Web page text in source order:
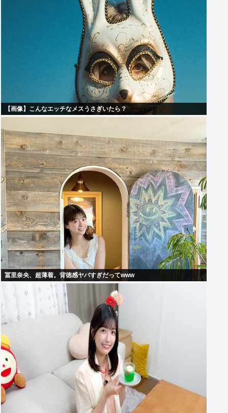
【画像】こんなエッチなメスうさぎいたら？
冨里奈央、超薄着。背徳感ヤバすぎだってwww